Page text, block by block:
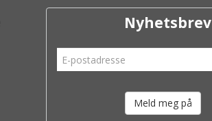
Nyhetsbrev
Meld meg på